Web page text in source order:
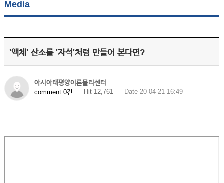
Media
'액체' 산소를 '자석'처럼 만들어 본다면?
아시아태평양이론물리센터
comment 0건
Hit 12,761 Date 20-04-21 16:49